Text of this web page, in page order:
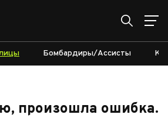
Бомбардиры/Ассисты
произошла ошибка.